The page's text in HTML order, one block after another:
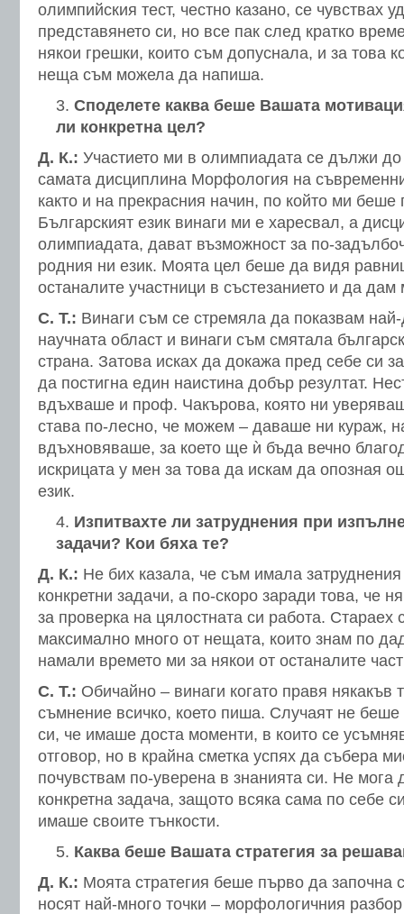
олимпийския тест, честно казано, се чувствах
представянето си, но все пак след кратко
някои грешки, които съм допуснала, и за това
неща съм можела да напиша.
Споделете каква беше Вашата
ли конкретна цел?
Д. К.: Участието ми в олимпиадата се дължи
самата дисциплина Морфология на
както и на прекрасния начин, по който ми беше
Българският език винаги ми е харесвал, а
олимпиадата, дават възможност за по-
родния ни език. Моята цел беше да видя
останалите участници в състезанието и да
С. Т.: Винаги съм се стремяла да показвам
научната област и винаги съм смятала
страна. Затова исках да докажа пред себе си
да постигна един наистина добър резултат.
вдъхваше и проф. Чакърова, която ни
става по-лесно, че можем – даваше ни кураж,
вдъхновяваше, за което ще ѝ бъда вечно
искрицата у мен за това да искам да опозная
език.
Изпитвахте ли затруднения при
задачи? Кои бяха те?
Д. К.: Не бих казала, че съм имала
конкретни задачи, а по-скоро заради това, че
за проверка на цялостната си работа. Стараех
максимално много от нещата, които знам по
намали времето ми за някои от останалите
С. Т.: Обичайно – винаги когато правя някакъв
съмнение всичко, което пиша. Случаят не
си, че имаше доста моменти, в които се
отговор, но в крайна сметка успях да събера
почувствам по-уверена в знанията си. Не мога
конкретна задача, защото всяка сама по себе
имаше своите тънкости.
Каква беше Вашата стратегия за
Д. К.: Моята стратегия беше първо да започна
носят най-много точки – морфологичния